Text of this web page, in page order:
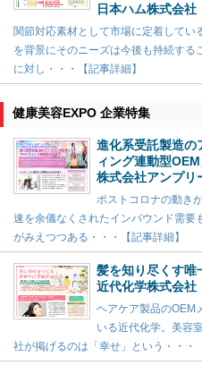
日本ハム株式会社
関節対応素材として市場に定着してい
を背景にそのニーズは今後も持続す
に対し・・・【記事詳細】
健康美容EXPO 企業特集
進化系受託製造の
ィング連動型OEM
株式会社アンプリ
ポストコロナの動き
速を余儀なくされたインバウンド需要
がみえつつある・・・【記事詳細】
髪を知り尽くす唯
近代化学株式会社
ヘアケア製品のOEM
いる近代化学。美容
社が掲げるのは「幸せ」という・・・